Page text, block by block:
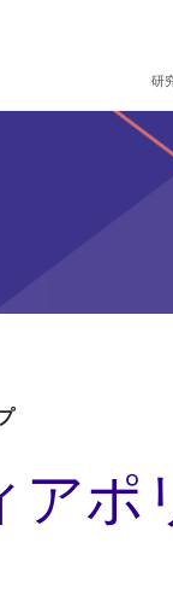
研
アポ